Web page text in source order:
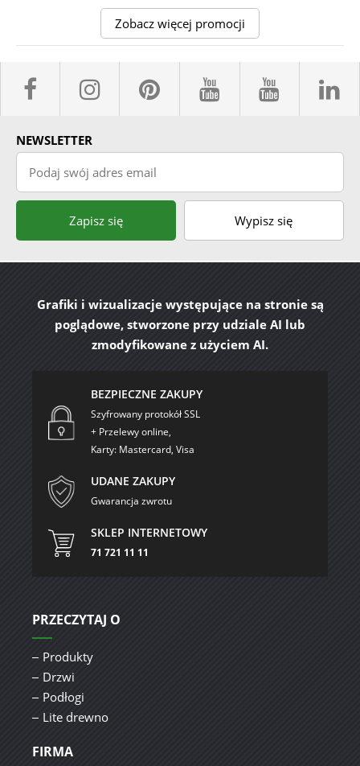
Zobacz więcej promocji
facebook sklepyBELPOL
instagram
pinterestyoutube
NEWSLETTER
Podaj swój adres email
Zapisz się Wypisz się
Grafiki i wizualizacje występujące na stronie są
poglądowe, stworzone przy udziale AI lub
zmodyfikowane z użyciem AI.
BEZPIECZNE ZAKUPY
Szyfrowany protokół SSL
+ Przelewy online,
Karty: Mastercard, Visa
UDANE ZAKUPY
Gwarancja zwrotu
SKLEP INTERNETOWY
71 721 11 11
PRZECZYTAJ O
Produkty
Drzwi
Podłogi
Lite drewno
FIRMA